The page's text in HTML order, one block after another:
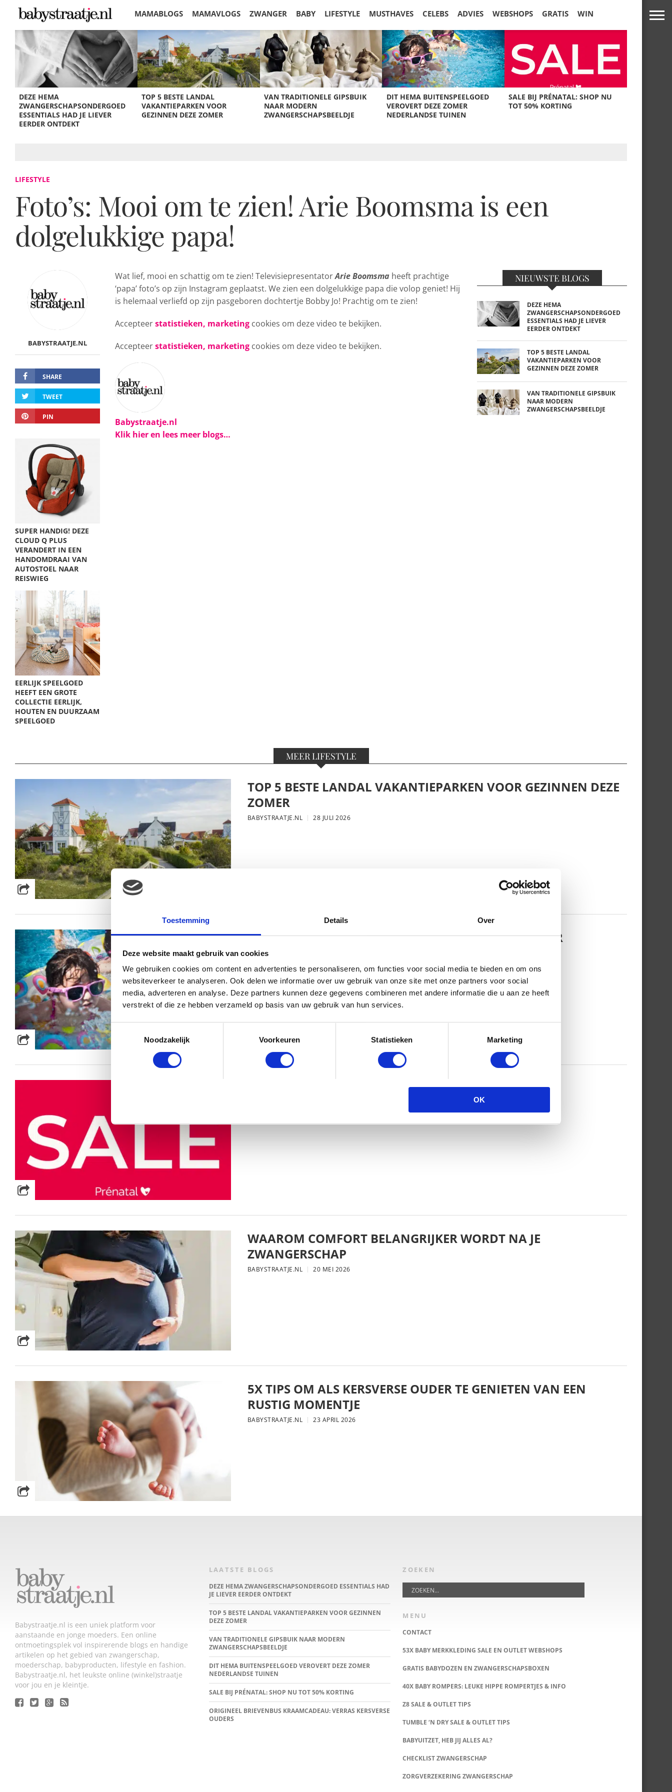
Toestemming Details Over
Deze website maakt gebruik van cookies
We gebruiken cookies om content en advertenties te personaliseren, om functies voor social media te bieden en om ons
websiteverkeer te analyseren. Ook delen we informatie over uw gebruik van onze site met onze partners voor social
media, adverteren en analyse. Deze partners kunnen deze gegevens combineren met andere informatie die u aan ze heeft
verstrekt of die ze hebben verzameld op basis van uw gebruik van hun services.
Toestemmingsselectie
Noodzakelijk
Voorkeuren Statistieken Marketing
OK
MAMABLOGS MAMAVLOGS ZWANGER BABY LIFESTYLE MUSTHAVES CELEBS ADVIES WEBSHOPS GRATIS WIN
KORTINGEN
DEZE HEMA
ZWANGERSCHAPSONDERGOED
ESSENTIALS HAD JE LIEVER
EERDER ONTDEKT
TOP 5 BESTE LANDAL
VAKANTIEPARKEN VOOR
GEZINNEN DEZE ZOMER
VAN TRADITIONELE GIPSBUIK
NAAR MODERN
ZWANGERSCHAPSBEELDJE
DIT HEMA BUITENSPEELGOED
VEROVERT DEZE ZOMER
NEDERLANDSE TUINEN
SALE BIJ PRÉNATAL: SHOP NU
TOT 50% KORTING
LIFESTYLE
Foto’s: Mooi om te zien! Arie Boomsma is een
dolgelukkige papa!
BABYSTRAATJE.NL
SHARE
TWEET
PIN
SUPER HANDIG! DEZE
CLOUD Q PLUS
VERANDERT IN EEN
HANDOMDRAAI VAN
AUTOSTOEL NAAR
REISWIEG
EERLIJK SPEELGOED
HEEFT EEN GROTE
COLLECTIE EERLIJK,
HOUTEN EN DUURZAAM
SPEELGOED
Wat lief, mooi en schattig om te zien! TelevisiepresentatorArie Boomsma heeft prachtige
‘papa’ foto’s op zijn Instagram geplaatst. We zien een dolgelukkige papa die volop geniet! Hij
is helemaal verliefd op zijn pasgeboren dochtertje Bobby Jo! Prachtig om te zien!
Accepteerstatistieken, marketing cookies om deze video te bekijken.
Accepteerstatistieken, marketing cookies om deze video te bekijken.
Babystraatje.nl
Klik hier en lees meer blogs…
NIEUWSTE BLOGS
DEZE HEMA
ZWANGERSCHAPSONDERGOED
ESSENTIALS HAD JE LIEVER
EERDER ONTDEKT
TOP 5 BESTE LANDAL
VAKANTIEPARKEN VOOR
GEZINNEN DEZE ZOMER
VAN TRADITIONELE GIPSBUIK
NAAR MODERN
ZWANGERSCHAPSBEELDJE
MEER LIFESTYLE
TOP 5 BESTE LANDAL VAKANTIEPARKEN VOOR GEZINNEN DEZE
ZOMER
BABYSTRAATJE.NL 28 JULI 2026
DIT HEMA BUITENSPEELGOED VEROVERT DEZE ZOMER
NEDERLANDSE TUINEN
BABYSTRAATJE.NL 25 JUNI 2026
SALE BIJ PRÉNATAL: SHOP NU TOT 50% KORTING
WAAROM COMFORT BELANGRIJKER WORDT NA JE
ZWANGERSCHAP
BABYSTRAATJE.NL 20 MEI 2026
5X TIPS OM ALS KERSVERSE OUDER TE GENIETEN VAN EEN
RUSTIG MOMENTJE
BABYSTRAATJE.NL 23 APRIL 2026
Babystraatje.nl is een uniek platform voor
aanstaande en jonge moeders. Een online
ontmoetingsplek vol inspirerende blogs en handige
artikelen op het gebied van zwangerschap,
moederschap, babyproducten, lifestyle en fashion.
Babystraatje.nl, het leukste online (winkel)straatje
voor jou en je kleintje.
LAATSTE BLOGS
DEZE HEMA ZWANGERSCHAPSONDERGOED ESSENTIALS HAD
JE LIEVER EERDER ONTDEKT
TOP 5 BESTE LANDAL VAKANTIEPARKEN VOOR GEZINNEN
DEZE ZOMER
VAN TRADITIONELE GIPSBUIK NAAR MODERN
ZWANGERSCHAPSBEELDJE
DIT HEMA BUITENSPEELGOED VEROVERT DEZE ZOMER
NEDERLANDSE TUINEN
SALE BIJ PRÉNATAL: SHOP NU TOT 50% KORTING
ORIGINEEL BRIEVENBUS KRAAMCADEAU: VERRAS KERSVERSE
OUDERS
ZOEKEN
MENU
CONTACT
53X BABY MERKKLEDING SALE EN OUTLET WEBSHOPS
GRATIS BABYDOZEN EN ZWANGERSCHAPSBOXEN
40X BABY ROMPERS: LEUKE HIPPE ROMPERTJES & INFO
Z8 SALE & OUTLET TIPS
TUMBLE ‘N DRY SALE & OUTLET TIPS
BABYUITZET, HEB JIJ ALLES AL?
CHECKLIST ZWANGERSCHAP
ZORGVERZEKERING ZWANGERSCHAP